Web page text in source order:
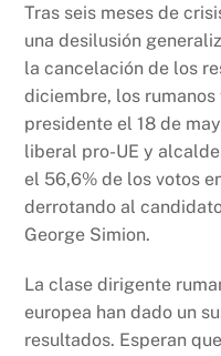
c
e
b
o
o
k
at
s
A
p
p
Tras seis meses de
una desilusión
la cancelación de los
diciembre, los
presidente el 18 de
liberal pro-UE y
el 56,6% de los votos
derrotando al
George Simion.
La clase dirigente
europea han dado un
resultados. Esperan